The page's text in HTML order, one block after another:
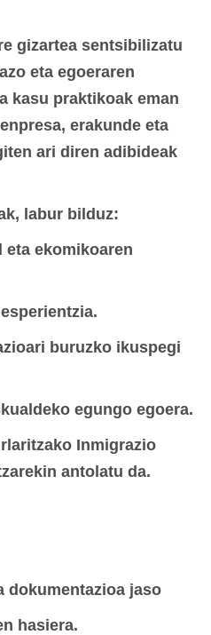
gizartea sentsibilizatu
eta egoeraren
kasu praktikoak eman
erakunde eta
ari diren adibideak
labur bilduz:
eta ekomikoaren
buruzko ikuspegi
egungo egoera.
Inmigrazio
antolatu da.
dokumentazioa jaso
hasiera.